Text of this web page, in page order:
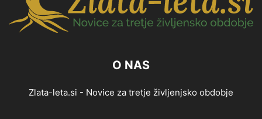
O NAS
Zlata-leta.si - Novice za tretje življenjsko obdobje